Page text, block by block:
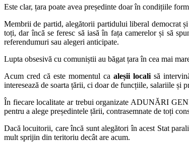
Este clar, țara poate avea președinte doar în condițiile
Membrii de partid, alegătorii partidului liberal democrat
toți, dar încă se feresc să iasă în fața camerelor și să
referendumuri sau alegeri anticipate.
Lupta obsesivă cu comuniștii au băgat țara în cea mai
Acum cred că este momentul ca aleșii locali să
interesează de soarta țării, ci doar de funcțiile, salariile și
În fiecare localitate ar trebui organizate ADUNĂRI
pentru a alege președintele țării, contrasemnate de toți
Dacă locuitorii, care încă sunt alegători în acest Stat
mult sprijin din teritoriu decât are acum.